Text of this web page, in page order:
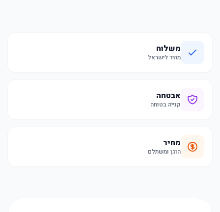
משלוח
מהיר לישראל
אבטחה
קנייה בטוחה
מחיר
הוגן ומשתלם